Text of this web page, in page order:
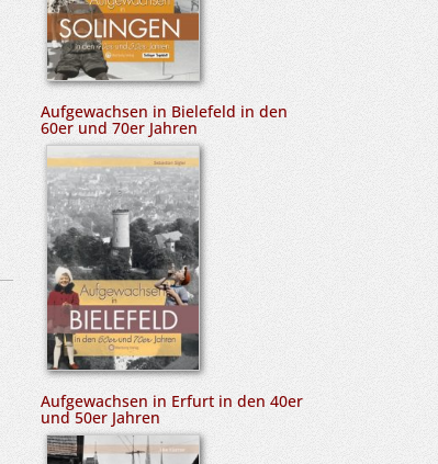
Aufgewachsen in Bielefeld in den
60er und 70er Jahren
Aufgewachsen in Erfurt in den 40er
und 50er Jahren